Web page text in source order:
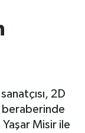
2D
beraberinde
Misir ile